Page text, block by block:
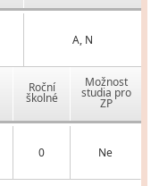
A, N
Roční
školné
Možnost
studia pro
ZP
0 Ne